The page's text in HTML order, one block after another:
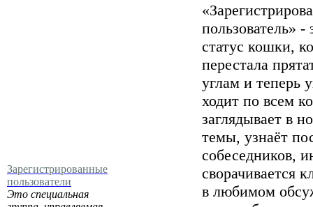
Зарегистрированные
пользователи
Это специальная
пользователь» -
статус кошки,
перестала
углам и теперь
ходит по всем
заглядывает в
темы, узнаёт
собеседников,
сворачивается
в любимом